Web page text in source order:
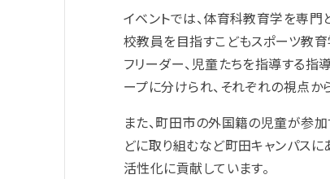
イベントでは、体育科教育学を専
校教員を目指すこどもスポーツ教育
フリーダー、児童たちを指導する指
ープに分けられ、それぞれの視点
また、町田市の外国籍の児童が参
どに取り組むなど町田キャンパス
活性化に貢献しています。